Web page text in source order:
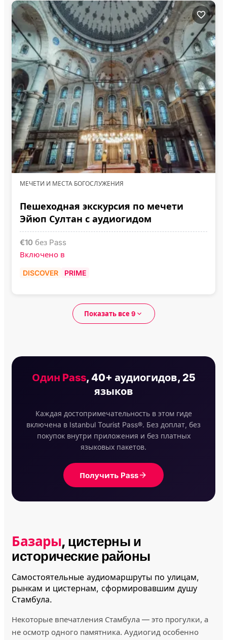
МЕЧЕТИ И МЕСТА БОГОСЛУЖЕНИЯ
Пешеходная экскурсия по мечети
Эйюп Султан с аудиогидом
€10 без Pass
Включено в
DISCOVER PRIME
Показать все 9
Один Pass, 40+ аудиогидов, 25
языков
Каждая достопримечательность в этом гиде
включена в Istanbul Tourist Pass®. Без доплат, без
покупок внутри приложения и без платных
языковых пакетов.
Получить Pass
Базары, цистерны и
исторические районы
Самостоятельные аудиомаршруты по улицам,
рынкам и цистернам, сформировавшим душу
Стамбула.
Некоторые впечатления Стамбула — это прогулки, а
не осмотр одного памятника. Аудиогид особенно